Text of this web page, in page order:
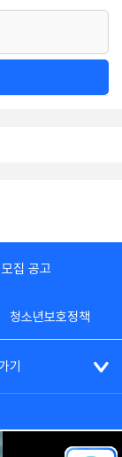
집 공고
청소년보호정책
기